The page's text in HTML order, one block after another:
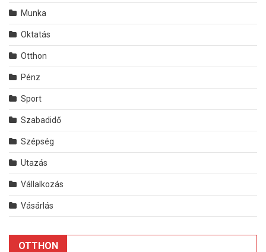
Munka
Oktatás
Otthon
Pénz
Sport
Szabadidő
Szépség
Utazás
Vállalkozás
Vásárlás
OTTHON